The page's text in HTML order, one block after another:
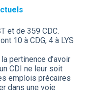
et de 359 CDC.
10 à CDG, 4 à LYS
pertinence d’avoir
CDI ne leur soit
emplois précaires
dans une voie